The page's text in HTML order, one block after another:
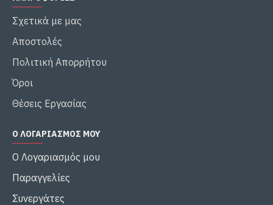
Σχετικά με μας
Αποστολές
Πολιτική Απορρήτου
Όροι
Θέσεις Εργασίας
Ο ΛΟΓΑΡΙΑΣΜΌΣ ΜΟΥ
Ο Λογαριασμός μου
Παραγγελίες
Συνεργάτες